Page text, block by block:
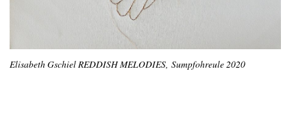
Elisabeth Gschiel REDDISH MELODIES, Sumpfohreule 2020